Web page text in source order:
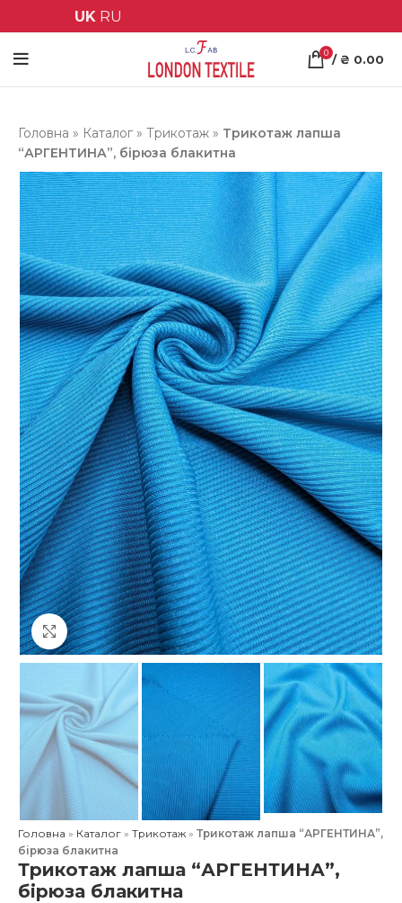
UK RU
0 / ₴ 0.00
Головна » Каталог »Трикотаж » Трикотаж лапша
“АРГЕНТИНА”, бірюза блакитна
Клацніть, щоб збільшити
Головна » Каталог »Трикотаж »Трикотаж лапша “АРГЕНТИНА”,
бірюза блакитна
Трикотаж лапша “АРГЕНТИНА”,
бірюза блакитна